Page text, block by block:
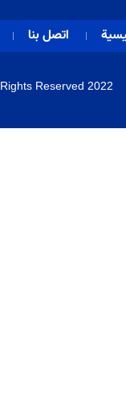
اتصل بنا
Reserved 2022